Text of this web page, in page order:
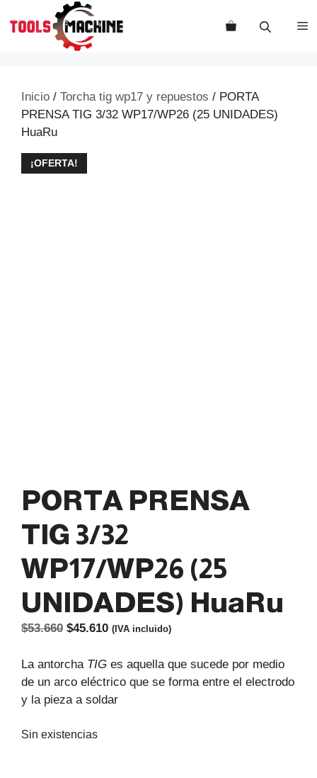
Inicio / Torcha tig wp17 y repuestos / PORTA
PRENSA TIG 3/32 WP17/WP26 (25 UNIDADES)
HuaRu
¡OFERTA!
PORTA PRENSA
TIG 3/32
WP17/WP26 (25
UNIDADES) HuaRu
$53.660 El
original
era:
$53.660.
$45.610El
actual
es:
$45.610.
(IVA incluido)
La antorcha TIG es aquella que sucede por medio
de un arco eléctrico que se forma entre el electrodo
y la pieza a soldar
Sin existencias